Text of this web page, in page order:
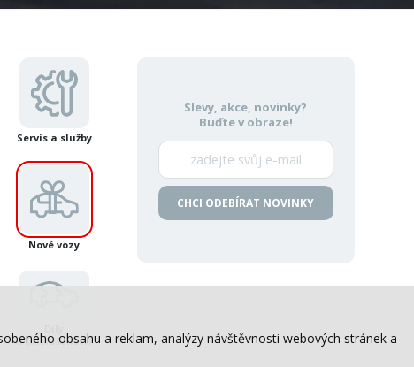
obsahu a reklam, analýzy návštěvnosti webových stránek a
Servis a služby
Nové vozy
a příslušenství
Slevy, akce, novinky?
Buďte v obraze!
CHCI ODEBÍRAT NOVINKY